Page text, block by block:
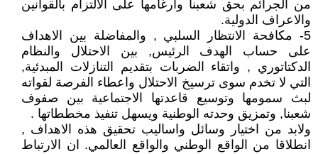
من الجرائم بحق شعبنا وارغامها على الالتزام بالقوانين
والاعراف الدولية.
5- مكافحة الانتظار السلبي , والمفاضلة بين الاهداف
على حساب الهدف الرئيس, بين الاحتلال والنظام
الدكتاتوري , واتقاء الضربات بتقديم التنازلات المبدئية,
التي لا تخدم سوى ترسيخ الاحتلال واعطاء الفرصة لقواته
لبث سمومها وتوسيع قاعدتها الاجتماعية بين صفوف
شعبنا, وتمزيق وحدته الوطنية ويسهل تنفيذ مخططاتها .
ولابد من اختيار وسائل واساليب تحقيق هذه الاهداف ,
انطلاقا من الواقع الوطني والواقع العالمي. ان الارتباط